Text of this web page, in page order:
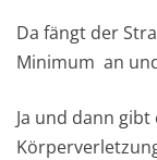
Da fängt der
Minimum an
Ja und dann